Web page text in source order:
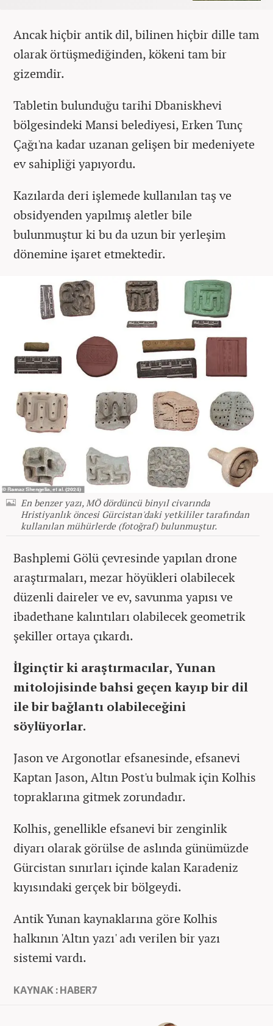
Ancak hiçbir antik dil, bilinen hiçbir dille tam
olarak örtüşmediğinden, kökeni tam bir
gizemdir.
Tabletin bulunduğu tarihi Dbaniskhevi
bölgesindeki Mansi belediyesi, Erken Tunç
Çağı'na kadar uzanan gelişen bir medeniyete
ev sahipliği yapıyordu.
Kazılarda deri işlemede kullanılan taş ve
obsidyenden yapılmış aletler bile
bulunmuştur ki bu da uzun bir yerleşim
dönemine işaret etmektedir.
En benzer yazı, MÖ dördüncü binyıl civarında
Hristiyanlık öncesi Gürcistan'daki yetkililer tarafından
kullanılan mühürlerde (fotoğraf) bulunmuştur.
Bashplemi Gölü çevresinde yapılan drone
araştırmaları, mezar höyükleri olabilecek
düzenli daireler ve ev, savunma yapısı ve
ibadethane kalıntıları olabilecek geometrik
şekiller ortaya çıkardı.
İlginçtir ki araştırmacılar, Yunan
mitolojisinde bahsi geçen kayıp bir dil
ile bir bağlantı olabileceğini
söylüyorlar.
Jason ve Argonotlar efsanesinde, efsanevi
Kaptan Jason, Altın Post'u bulmak için Kolhis
topraklarına gitmek zorundadır.
Kolhis, genellikle efsanevi bir zenginlik
diyarı olarak görülse de aslında günümüzde
Gürcistan sınırları içinde kalan Karadeniz
kıyısındaki gerçek bir bölgeydi.
Antik Yunan kaynaklarına göre Kolhis
halkının 'Altın yazı' adı verilen bir yazı
sistemi vardı.
KAYNAK : HABER7